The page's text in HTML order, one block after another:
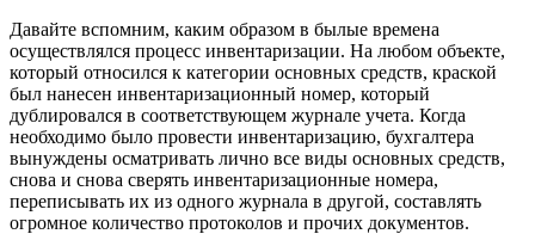
Давайте вспомним, каким образом в былые времена
осуществлялся процесс инвентаризации. На любом объекте,
который относился к категории основных средств, краской
был нанесен инвентаризационный номер, который
дублировался в соответствующем журнале учета. Когда
необходимо было провести инвентаризацию, бухгалтера
вынуждены осматривать лично все виды основных средств,
снова и снова сверять инвентаризационные номера,
переписывать их из одного журнала в другой, составлять
огромное количество протоколов и прочих документов.